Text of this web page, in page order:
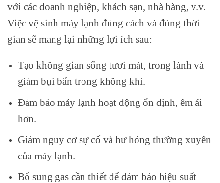
với các doanh nghiệp, khách sạn, nhà hàng, v.v.
Việc vệ sinh máy lạnh đúng cách và đúng thời
gian sẽ mang lại những lợi ích sau:
Tạo không gian sống tươi mát, trong lành và
giảm bụi bẩn trong không khí.
Đảm bảo máy lạnh hoạt động ổn định, êm ái
hơn.
Giảm nguy cơ sự cố và hư hỏng thường xuyên
của máy lạnh.
Bổ sung gas cần thiết để đảm bảo hiệu suất